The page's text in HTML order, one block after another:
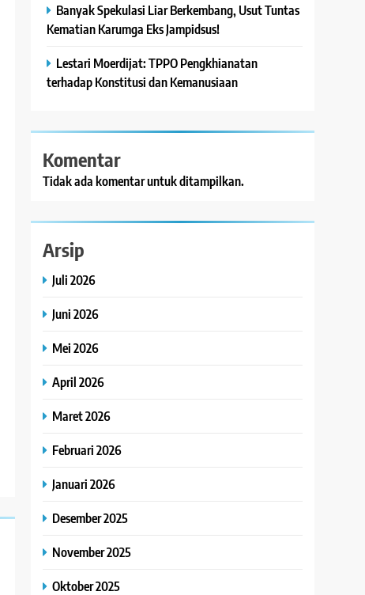
Banyak Spekulasi Liar Berkembang, Usut Tuntas
Kematian Karumga Eks Jampidsus!
Lestari Moerdijat: TPPO Pengkhianatan
terhadap Konstitusi dan Kemanusiaan
Komentar
Tidak ada komentar untuk ditampilkan.
Arsip
Juli 2026
Juni 2026
Mei 2026
April 2026
Maret 2026
Februari 2026
Januari 2026
Desember 2025
November 2025
Oktober 2025